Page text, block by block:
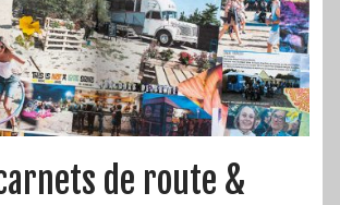
de route &